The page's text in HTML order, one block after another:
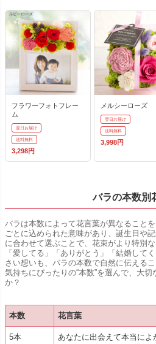
フラワーフォトフレー
ム
翌日お届け
送料無料
3,298円
メルシーローズ
翌日お届け
送料無料
3,998円
バラの本数別
バラは本数によって花言葉が異なること
ごとに込められた意味があり、誕生日や
に合わせて選ぶことで、花束がより特別な
「愛してる」「ありがとう」「結婚して
さい想いも、バラの本数で自然に伝える
気持ちにぴったりの“本数”を選んで、大
か？
本数 花言葉
5本 あなたに出会えて本当によ